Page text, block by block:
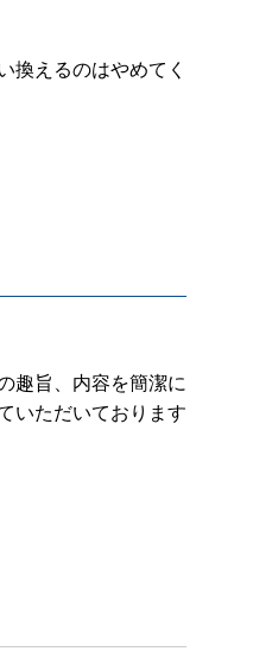
えるのはやめてく
趣旨、内容を簡潔に
いただいております